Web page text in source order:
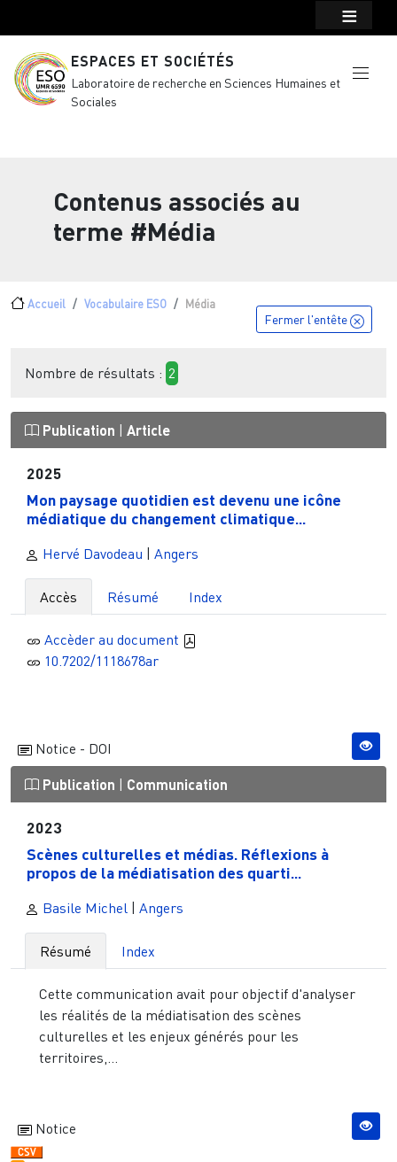
ESPACES ET SOCIÉTÉS
Laboratoire de recherche en Sciences Humaines et
Sociales
Contenus associés au
terme #Média
Fil d'Ariane
Accueil Vocabulaire ESO Média
Fermer l'entête
Nombre de résultats : 2
Publication Article
2025
Mon paysage quotidien est devenu une icône
médiatique du changement climatique...
Hervé Davodeau | Angers
Accès Résumé Index
Accèder au document
10.7202/1118678ar
Notice - DOI
Publication Communication
2023
Scènes culturelles et médias. Réflexions à
propos de la médiatisation des quarti...
Basile Michel | Angers
Résumé Index
Cette communication avait pour objectif d'analyser
les réalités de la médiatisation des scènes
culturelles et les enjeux générés pour les
territoires,...
Notice